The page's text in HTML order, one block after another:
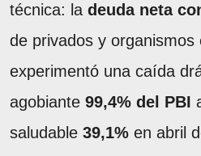
técnica: la deuda neta
de privados y organismos
experimentó una caída
agobiante 99,4% del PBI
saludable 39,1% en abril